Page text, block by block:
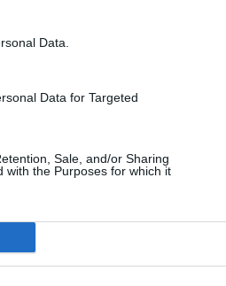
Data.
Data for Targeted
Sale, and/or Sharing
with the Purposes for which it